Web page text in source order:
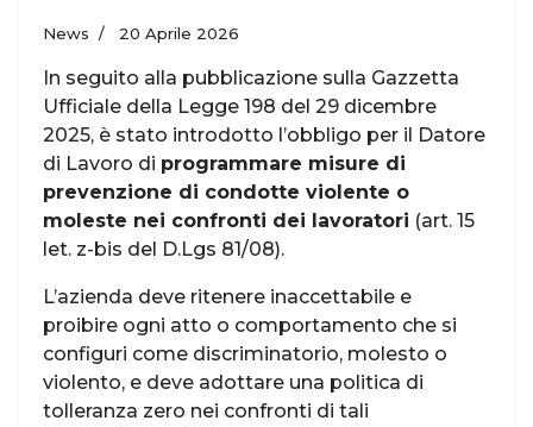
News 20 Aprile 2026
In seguito alla pubblicazione sulla Gazzetta
Ufficiale della Legge 198 del 29 dicembre
2025, è stato introdotto l’obbligo per il Datore
di Lavoro di programmare misure di
prevenzione di condotte violente o
moleste nei confronti dei lavoratori (art. 15
let. z-bis del D.Lgs 81/08).
L’azienda deve ritenere inaccettabile e
proibire ogni atto o comportamento che si
configuri come discriminatorio, molesto o
violento, e deve adottare una politica di
tolleranza zero nei confronti di tali